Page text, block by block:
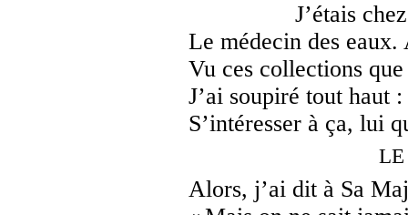
J’étais
Le médecin des eaux.
Vu ces collections
J’ai soupiré tout haut
S’intéresser à ça, lui
LE
Alors, j’ai dit à Sa